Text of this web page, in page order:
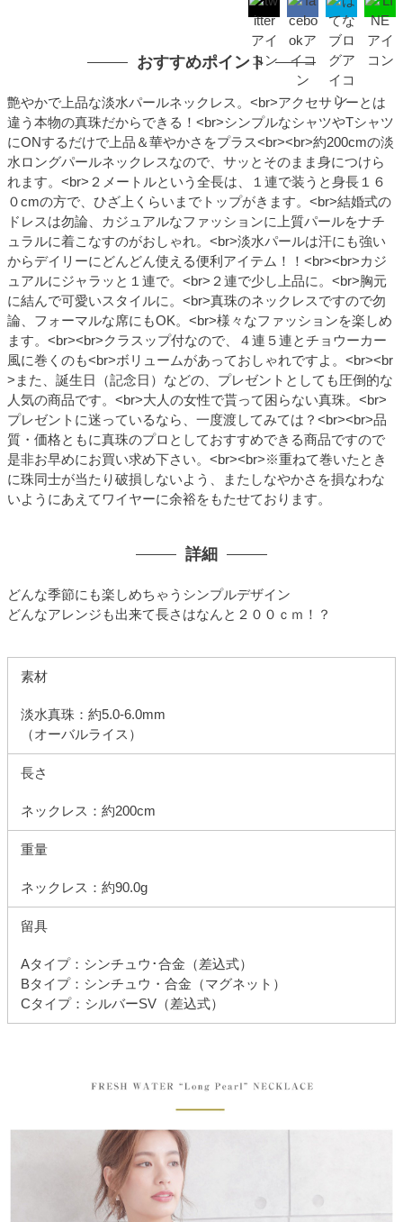
おすすめポイント
艶やかで上品な淡水パールネックレス。<br>アクセサリーとは
違う本物の真珠だからできる！<br>シンプルなシャツやTシャツ
にONするだけで上品＆華やかさをプラス<br><br>約200cmの淡
水ロングパールネックレスなので、サッとそのまま身につけら
れます。<br>２メートルという全長は、１連で装うと身長１６
０cmの方で、ひざ上くらいまでトップがきます。<br>結婚式の
ドレスは勿論、カジュアルなファッションに上質パールをナチ
ュラルに着こなすのがおしゃれ。<br>淡水パールは汗にも強い
からデイリーにどんどん使える便利アイテム！！<br><br>カジ
ュアルにジャラッと１連で。<br>２連で少し上品に。<br>胸元
に結んで可愛いスタイルに。<br>真珠のネックレスですので勿
論、フォーマルな席にもOK。<br>様々なファッションを楽しめ
ます。<br><br>クラスップ付なので、４連５連とチョウーカー
風に巻くのも<br>ボリュームがあっておしゃれですよ。<br><br
>また、誕生日（記念日）などの、プレゼントとしても圧倒的な
人気の商品です。<br>大人の女性で貰って困らない真珠。<br>
プレゼントに迷っているなら、一度渡してみては？<br><br>品
質・価格ともに真珠のプロとしておすすめできる商品ですので
是非お早めにお買い求め下さい。<br><br>※重ねて巻いたとき
に珠同士が当たり破損しないよう、またしなやかさを損なわな
いようにあえてワイヤーに余裕をもたせております。
詳細
どんな季節にも楽しめちゃうシンプルデザイン
どんなアレンジも出来て長さはなんと２００ｃｍ！？
素材
淡水真珠：約5.0-6.0mm
（オーバルライス）
長さ
ネックレス：約200cm
重量
ネックレス：約90.0g
留具
Aタイプ：シンチュウ･合金（差込式）
Bタイプ：シンチュウ・合金（マグネット）
Cタイプ：シルバーSV（差込式）